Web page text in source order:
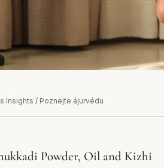
Insights / Poznejte ájurvédu
Powder, Oil and Kizhi